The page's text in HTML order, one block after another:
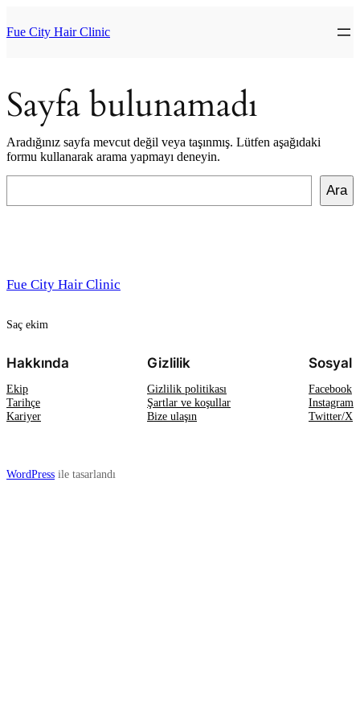
geç
Fue City Hair Clinic
Sayfa bulunamadı
Aradığınız sayfa mevcut değil veya taşınmış. Lütfen aşağıdaki
formu kullanarak arama yapmayı deneyin.
Ara
Fue City Hair Clinic
Saç ekim
Hakkında
Ekip
Tarihçe
Kariyer
Gizlilik
Gizlilik politikası
Şartlar ve koşullar
Bize ulaşın
Sosyal
Facebook
Instagram
Twitter/X
WordPress ile tasarlandı